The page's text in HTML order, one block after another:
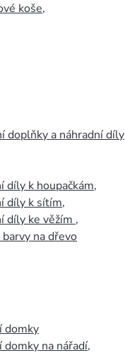
koše,
doplňky a náhradní díly
díly k houpačkám,
díly k sítím,
díly ke věžím ,
barvy na dřevo
domky
domky na nářadí,